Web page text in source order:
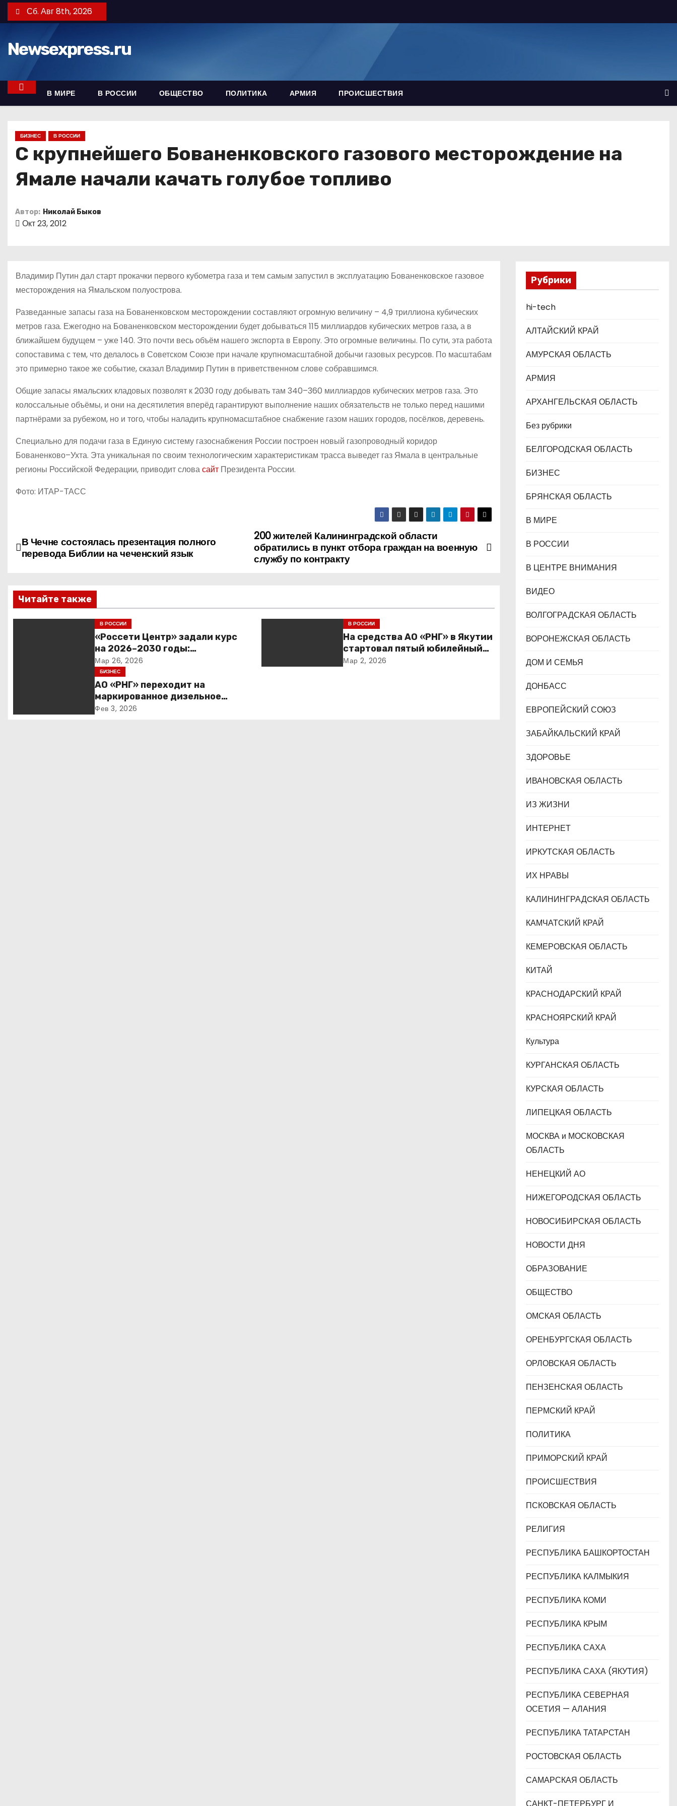
е
к
Сб. Авг 8th, 2026
Newsexpress.ru
В МИРЕ В РОССИИ ОБЩЕСТВО ПОЛИТИКА АРМИЯ ПРОИСШЕСТВИЯ
БИЗНЕС В РОССИИ
С крупнейшего Бованенковского газового месторождение на
Ямале начали качать голубое топливо
Автор: Николай Быков
Окт 23, 2012
Владимир Путин дал старт прокачки первого кубометра газа и тем самым запустил в эксплуатацию Бованенковское газовое
месторождения на Ямальском полуострова.
Разведанные запасы газа на Бованенковском месторождении составляют огромную величину – 4,9 триллиона кубических
метров газа. Ежегодно на Бованенковском месторождении будет добываться 115 миллиардов кубических метров газа, а в
ближайшем будущем – уже 140. Это почти весь объём нашего экспорта в Европу. Это огромные величины. По сути, эта работа
сопоставима с тем, что делалось в Советском Союзе при начале крупномасштабной добычи газовых ресурсов. По масштабам
это примерно такое же событие, сказал Владимир Путин в приветственном слове собравшимся.
Общие запасы ямальских кладовых позволят к 2030 году добывать там 340–360 миллиардов кубических метров газа. Это
колоссальные объёмы, и они на десятилетия вперёд гарантируют выполнение наших обязательств не только перед нашими
партнёрами за рубежом, но и того, чтобы наладить крупномасштабное снабжение газом наших городов, посёлков, деревень.
Специально для подачи газа в Единую систему газоснабжения России построен новый газопроводный коридор
Бованенково–Ухта. Эта уникальная по своим технологическим характеристикам трасса выведет газ Ямала в центральные
регионы Российской Федерации, приводит словасайт Президента России.
Фото: ИТАР-ТАСС
Н
а
и
г
я
200 жителей Калининградской области
обратились в пункт отбора граждан на военную
службу по контракту
В Чечне состоялась презентация полного
перевода Библии на чеченский язык
Читайте также
В РОССИИ
«Россети Центр» задали курс
на 2026–2030 годы:
инвестиции в надежность и
сбалансированная финансовая
политика
Мар 26, 2026
В РОССИИ
На средства АО «РНГ» в Якутии
стартовал пятый юбилейный
конкурс в сфере образования
Мар 2, 2026
БИЗНЕС
АО «РНГ» переходит на
маркированное дизельное
топливо
Фев 3, 2026
Рубрики
hi-tech
АЛТАЙСКИЙ КРАЙ
АМУРСКАЯ ОБЛАСТЬ
АРМИЯ
АРХАНГЕЛЬСКАЯ ОБЛАСТЬ
Без рубрики
БЕЛГОРОДСКАЯ ОБЛАСТЬ
БИЗНЕС
БРЯНСКАЯ ОБЛАСТЬ
В МИРЕ
В РОССИИ
В ЦЕНТРЕ ВНИМАНИЯ
ВИДЕО
ВОЛГОГРАДСКАЯ ОБЛАСТЬ
ВОРОНЕЖСКАЯ ОБЛАСТЬ
ДОМ И СЕМЬЯ
ДОНБАСС
ЕВРОПЕЙСКИЙ СОЮЗ
ЗАБАЙКАЛЬСКИЙ КРАЙ
ЗДОРОВЬЕ
ИВАНОВСКАЯ ОБЛАСТЬ
ИЗ ЖИЗНИ
ИНТЕРНЕТ
ИРКУТСКАЯ ОБЛАСТЬ
ИХ НРАВЫ
КАЛИНИНГРАДCКАЯ ОБЛАСТЬ
КАМЧАТСКИЙ КРАЙ
КЕМЕРОВСКАЯ ОБЛАСТЬ
КИТАЙ
КРАСНОДАРСКИЙ КРАЙ
КРАСНОЯРСКИЙ КРАЙ
Культура
КУРГАНСКАЯ ОБЛАСТЬ
КУРСКАЯ ОБЛАСТЬ
ЛИПЕЦКАЯ ОБЛАСТЬ
МОСКВА и МОСКОВСКАЯ
ОБЛАСТЬ
НЕНЕЦКИЙ АО
НИЖЕГОРОДСКАЯ ОБЛАСТЬ
НОВОСИБИРСКАЯ ОБЛАСТЬ
НОВОСТИ ДНЯ
ОБРАЗОВАНИЕ
ОБЩЕСТВО
ОМСКАЯ ОБЛАСТЬ
ОРЕНБУРГСКАЯ ОБЛАСТЬ
ОРЛОВСКАЯ ОБЛАСТЬ
ПЕНЗЕНСКАЯ ОБЛАСТЬ
ПЕРМСКИЙ КРАЙ
ПОЛИТИКА
ПРИМОРСКИЙ КРАЙ
ПРОИСШЕСТВИЯ
ПСКОВСКАЯ ОБЛАСТЬ
РЕЛИГИЯ
РЕСПУБЛИКА БАШКОРТОСТАН
РЕСПУБЛИКА КАЛМЫКИЯ
РЕСПУБЛИКА КОМИ
РЕСПУБЛИКА КРЫМ
РЕСПУБЛИКА САХА
РЕСПУБЛИКА САХА (ЯКУТИЯ)
РЕСПУБЛИКА СЕВЕРНАЯ
ОСЕТИЯ — АЛАНИЯ
РЕСПУБЛИКА ТАТАРСТАН
РОСТОВСКАЯ ОБЛАСТЬ
САМАРСКАЯ ОБЛАСТЬ